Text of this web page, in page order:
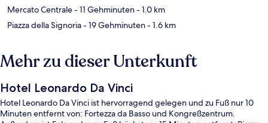
Mercato Centrale- 11 Gehminuten- 1.0 km
Piazza della Signoria- 19 Gehminuten- 1.6 km
Mehr zu dieser Unterkunft
Hotel Leonardo Da Vinci
Hotel Leonardo Da Vinci ist hervorragend gelegen und zu Fuß nur 10
Minuten entfernt von: Fortezza da Basso und Kongreßzentrum.